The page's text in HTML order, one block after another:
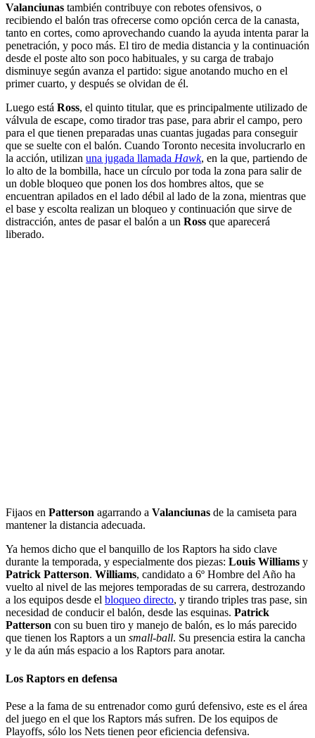
Valanciunas también contribuye con rebotes ofensivos, o
recibiendo el balón tras ofrecerse como opción cerca de la canasta,
tanto en cortes, como aprovechando cuando la ayuda intenta parar la
penetración, y poco más. El tiro de media distancia y la continuación
desde el poste alto son poco habituales, y su carga de trabajo
disminuye según avanza el partido: sigue anotando mucho en el
primer cuarto, y después se olvidan de él.
Luego está Ross, el quinto titular, que es principalmente utilizado de
válvula de escape, como tirador tras pase, para abrir el campo, pero
para el que tienen preparadas unas cuantas jugadas para conseguir
que se suelte con el balón. Cuando Toronto necesita involucrarlo en
la acción, utilizan una jugada llamada Hawk, en la que, partiendo de
lo alto de la bombilla, hace un círculo por toda la zona para salir de
un doble bloqueo que ponen los dos hombres altos, que se
encuentran apilados en el lado débil al lado de la zona, mientras que
el base y escolta realizan un bloqueo y continuación que sirve de
distracción, antes de pasar el balón a un Ross que aparecerá
liberado.
Fijaos en Patterson agarrando a Valanciunas de la camiseta para
mantener la distancia adecuada.
Ya hemos dicho que el banquillo de los Raptors ha sido clave
durante la temporada, y especialmente dos piezas: Louis Williams y
Patrick Patterson. Williams, candidato a 6º Hombre del Año ha
vuelto al nivel de las mejores temporadas de su carrera, destrozando
a los equipos desde el bloqueo directo, y tirando triples tras pase, sin
necesidad de conducir el balón, desde las esquinas. Patrick
Patterson con su buen tiro y manejo de balón, es lo más parecido
que tienen los Raptors a un small-ball. Su presencia estira la cancha
y le da aún más espacio a los Raptors para anotar.
Los Raptors en defensa
Pese a la fama de su entrenador como gurú defensivo, este es el área
del juego en el que los Raptors más sufren. De los equipos de
Playoffs, sólo los Nets tienen peor eficiencia defensiva.